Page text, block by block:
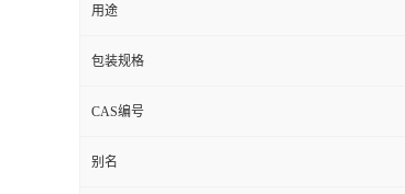
用途
包装规格
CAS编号
别名